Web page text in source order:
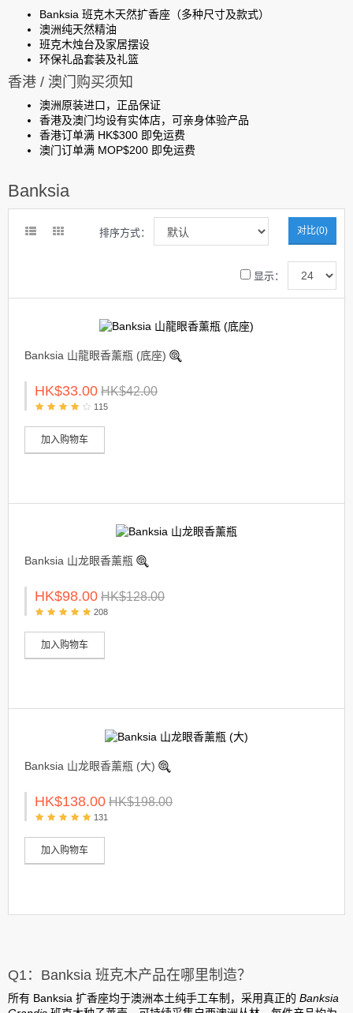
Banksia 班克木天然扩香座（多种尺寸及款式）
澳洲纯天然精油
班克木烛台及家居摆设
环保礼品套装及礼篮
香港 / 澳门购买须知
澳洲原装进口，正品保证
香港及澳门均设有实体店，可亲身体验产品
香港订单满 HK$300 即免运费
澳门订单满 MOP$200 即免运费
Banksia
对比(0)
排序方式：
显示：
Banksia 山龍眼香薰瓶 (底座)
HK$33.00 HK$42.00
115
加入购物车
Banksia 山龙眼香薰瓶
HK$98.00 HK$128.00
208
加入购物车
Banksia 山龙眼香薰瓶 (大)
HK$138.00 HK$198.00
131
加入购物车
Q1：Banksia 班克木产品在哪里制造？
所有 Banksia 扩香座均于澳洲本土纯手工车制 ，采用真正的 Banksia